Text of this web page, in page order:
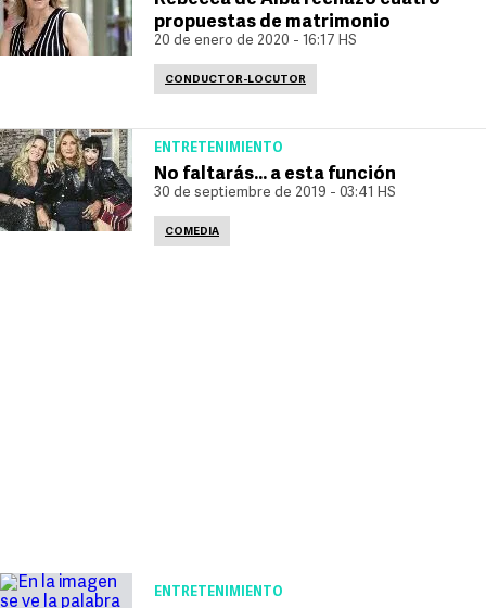
propuestas de matrimonio
20 de enero de 2020 - 16:17 HS
CONDUCTOR-LOCUTOR
ENTRETENIMIENTO
No faltarás... a esta función
30 de septiembre de 2019 - 03:41 HS
COMEDIA
ENTRETENIMIENTO